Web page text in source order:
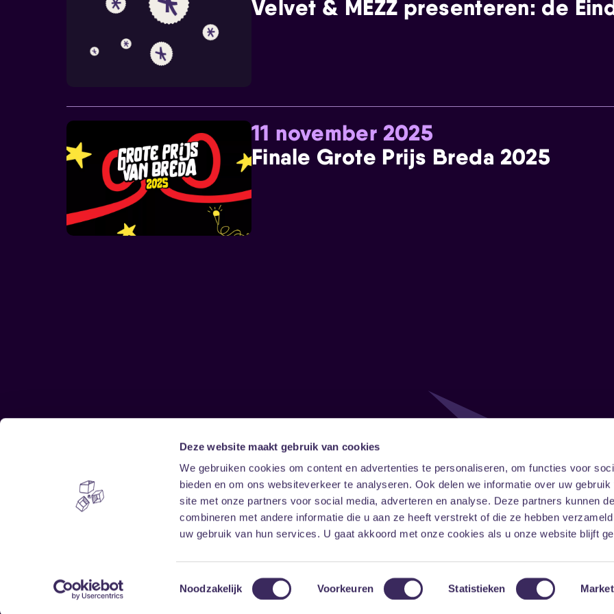
Deze website maakt gebruik van cookies
We gebruiken cookies om content en advertenties te personaliseren, om functies voor
bieden en om ons websiteverkeer te analyseren. Ook delen we informatie over uw gebruik
site met onze partners voor social media, adverteren en analyse. Deze partners kunnen
combineren met andere informatie die u aan ze heeft verstrekt of die ze hebben
uw gebruik van hun services. U gaat akkoord met onze cookies als u onze website blijft
Toestemmingsselectie
Noodzakelijk Voorkeuren Statistieken
Velvet & MEZZ presenteren: de
11 november 2025
Finale Grote Prijs Breda 2025
Home
Vrijwilligers
Disclaimer
Toegankelijkheid
Privacy & cookies
Follow
FacebookInstagramLinkedIn
Onze